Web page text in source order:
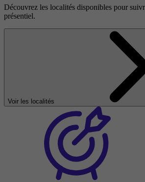
Découvrez les localités disponibles pour
présentiel.
Voir les localités